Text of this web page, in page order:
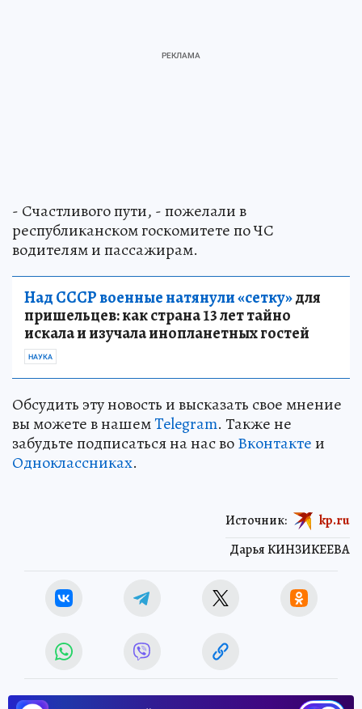
- Счастливого пути, - пожелали в
республиканском госкомитете по ЧС
водителям и пассажирам.
Над СССР военные натянули «сетку»для
пришельцев: как страна 13 лет тайно
искала и изучала инопланетных гостей
НАУКА
Обсудить эту новость и высказать свое мнение
вы можете в нашемTelegram. Также не
забудьте подписаться на нас воВконтактеи
Одноклассниках.
Дарья КИНЗИКЕЕВА
Источник: kp.ru